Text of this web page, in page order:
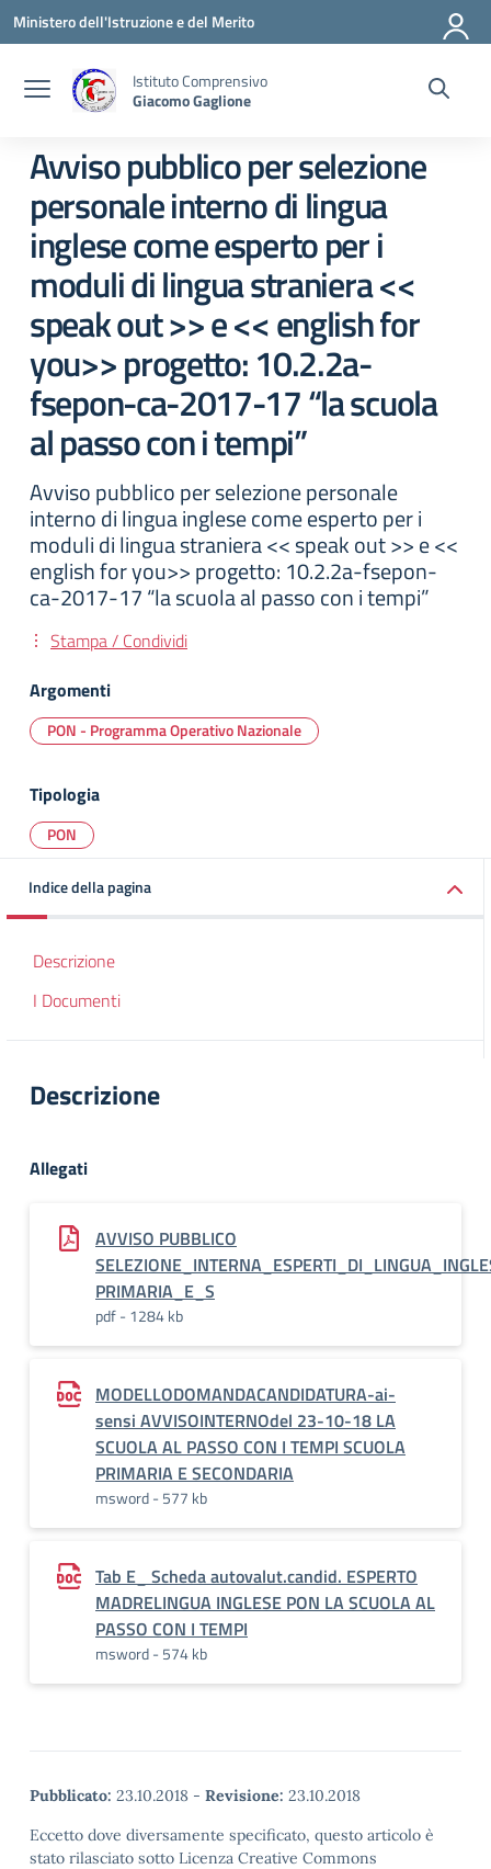
Vai ai contenuti
Vai al menu di navigazione
Vai al footer
Ministero dell'Istruzione e del Merito
Istituto Comprensivo
Giacomo Gaglione
Avviso pubblico per selezione
personale interno di lingua
inglese come esperto per i
moduli di lingua straniera <<
speak out >> e << english for
you>> progetto: 10.2.2a-
fsepon-ca-2017-17 “la scuola
al passo con i tempi”
Avviso pubblico per selezione personale
interno di lingua inglese come esperto per i
moduli di lingua straniera << speak out >> e <<
english for you>> progetto: 10.2.2a-fsepon-
ca-2017-17 “la scuola al passo con i tempi”
Stampa / Condividi
Argomenti
PON - Programma Operativo Nazionale
Tipologia
PON
Indice della pagina
Descrizione
I Documenti
Descrizione
Allegati
AVVISO PUBBLICO
PRIMARIA_E_S
pdf - 1284 kb
MODELLODOMANDACANDIDATURA-ai-
sensi AVVISOINTERNOdel 23-10-18 LA
SCUOLA AL PASSO CON I TEMPI SCUOLA
PRIMARIA E SECONDARIA
msword - 577 kb
Tab E_ Scheda autovalut.candid. ESPERTO
MADRELINGUA INGLESE PON LA SCUOLA AL
PASSO CON I TEMPI
msword - 574 kb
Pubblicato: 23.10.2018 - Revisione: 23.10.2018
Eccetto dove diversamente specificato, questo articolo è
stato rilasciato sotto Licenza Creative Commons